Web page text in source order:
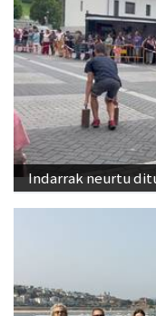
Indarrak neurtu